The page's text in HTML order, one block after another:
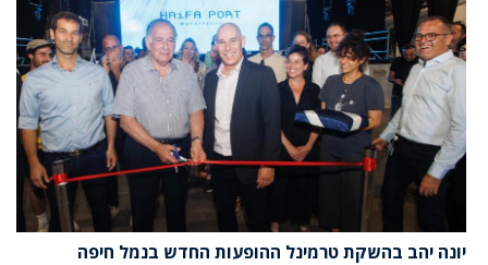
יונה יהב בהשקת טרמינל ההופעות החדש בנמל חיפה